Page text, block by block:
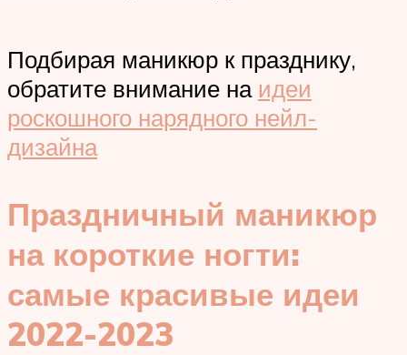
Подбирая маникюр к празднику,
обратите внимание на идеи
роскошного нарядного нейл-
дизайна
Праздничный маникюр
на короткие ногти:
самые красивые идеи
2022-2023